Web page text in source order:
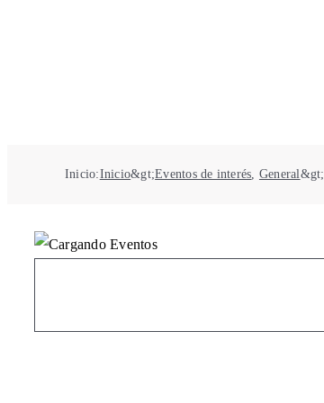
Inicio:Inicio&gt;Eventos de interés, General&gt;